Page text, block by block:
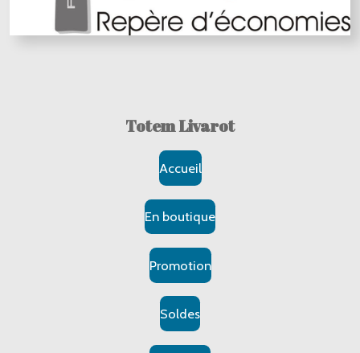
Totem Livarot
Accueil
En boutique
Promotion
Soldes